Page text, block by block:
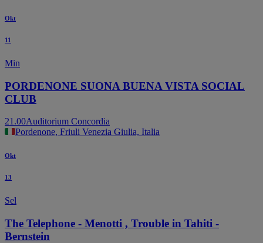
Okt
11
Min
PORDENONE SUONA BUENA VISTA SOCIAL
CLUB
21.00Auditorium Concordia
Pordenone, Friuli Venezia Giulia, Italia
Okt
13
Sel
The Telephone - Menotti , Trouble in Tahiti -
Bernstein